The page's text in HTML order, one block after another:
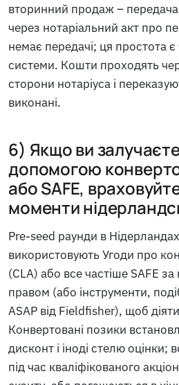
вторинний продаж – передача
через нотаріальний акт про
немає передачі; ця простота
системи. Кошти проходять
сторони нотаріуса і
виконані.
6) Якщо ви
допомогою
або SAFE,
моменти
Pre-seed раунди в
використовують Угоди про
(CLA) або все частіше SAFE
правом (або інструменти,
ASAP від Fieldfisher), щоб
Конвертовані позики
дисконт і іноді стелю оцінки;
під час кваліфікованого